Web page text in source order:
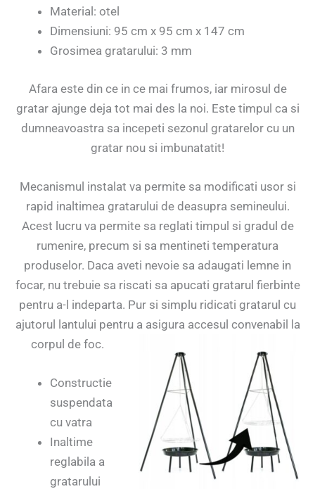
Material: otel
Dimensiuni: 95 cm x 95 cm x 147 cm
Grosimea gratarului: 3 mm
Afara este din ce in ce mai frumos, iar mirosul de
gratar ajunge deja tot mai des la noi. Este timpul ca si
dumneavoastra sa incepeti sezonul gratarelor cu un
gratar nou si imbunatatit!
Mecanismul instalat va permite sa modificati usor si
rapid inaltimea gratarului de deasupra semineului.
Acest lucru va permite sa reglati timpul si gradul de
rumenire, precum si sa mentineti temperatura
produselor. Daca aveti nevoie sa adaugati lemne in
focar, nu trebuie sa riscati sa apucati gratarul fierbinte
pentru a-l indeparta. Pur si simplu ridicati gratarul cu
ajutorul lantului pentru a asigura accesul convenabil la
corpul de foc.
Constructie
suspendata
cu vatra
Inaltime
reglabila a
gratarului